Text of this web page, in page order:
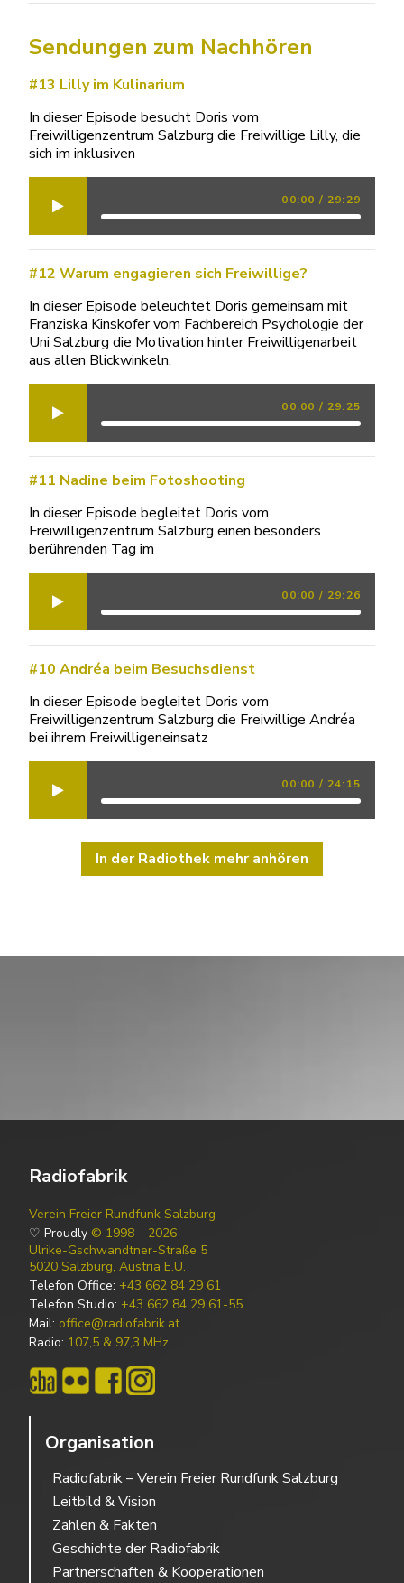
Sendungen zum Nachhören
#13 Lilly im Kulinarium
In dieser Episode besucht Doris vom
Freiwilligenzentrum Salzburg die Freiwillige Lilly, die
sich im inklusiven
00:00 / 29:29
#12 Warum engagieren sich Freiwillige?
In dieser Episode beleuchtet Doris gemeinsam mit
Franziska Kinskofer vom Fachbereich Psychologie der
Uni Salzburg die Motivation hinter Freiwilligenarbeit
aus allen Blickwinkeln.
00:00 / 29:25
#11 Nadine beim Fotoshooting
In dieser Episode begleitet Doris vom
Freiwilligenzentrum Salzburg einen besonders
berührenden Tag im
00:00 / 29:26
#10 Andréa beim Besuchsdienst
In dieser Episode begleitet Doris vom
Freiwilligenzentrum Salzburg die Freiwillige Andréa
bei ihrem Freiwilligeneinsatz
00:00 / 24:15
In der Radiothek mehr anhören
Radiofabrik
Verein Freier Rundfunk Salzburg
♡ Proudly © 1998 – 2026
Ulrike-Gschwandtner-Straße 5
5020 Salzburg, Austria E.U.
Telefon Office: +43 662 84 29 61
Telefon Studio: +43 662 84 29 61-55
Mail: office@radiofabrik.at
Radio: 107,5 & 97,3 MHz
Organisation
Radiofabrik – Verein Freier Rundfunk Salzburg
Leitbild & Vision
Zahlen & Fakten
Geschichte der Radiofabrik
Partnerschaften & Kooperationen